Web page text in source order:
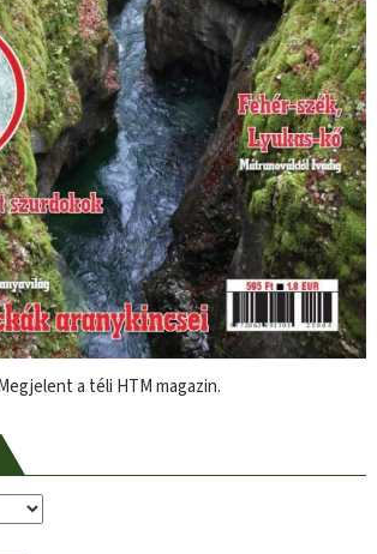
a téli HTM magazin.